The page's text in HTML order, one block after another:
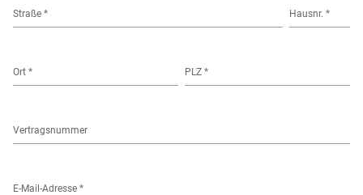
Adresse
Straße * Hausnr. *
Ort * PLZ *
Vertragsnummer
E-Mail-Adresse *